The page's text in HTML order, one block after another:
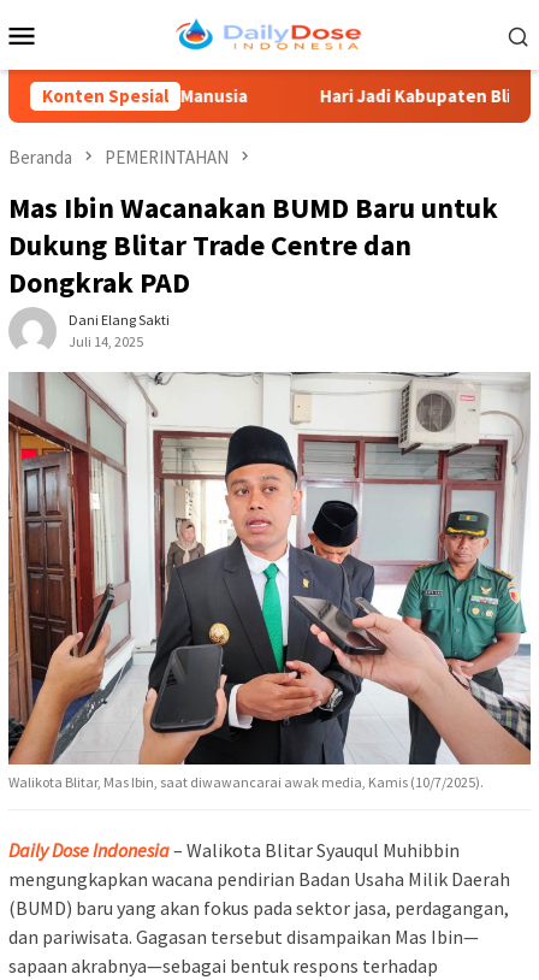
ke
Mobile
Konten Spesial
Manusia Hari Jadi Kabupaten Blitar 702, Ketua
Beranda PEMERINTAHAN
Mas Ibin Wacanakan BUMD Baru untuk
Dukung Blitar Trade Centre dan
Dongkrak PAD
Dani Elang Sakti
Juli 14, 2025
Walikota Blitar, Mas Ibin, saat diwawancarai awak media, Kamis (10/7/2025).
Daily Dose Indonesia– Walikota Blitar Syauqul Muhibbin
mengungkapkan wacana pendirian Badan Usaha Milik Daerah
(BUMD) baru yang akan fokus pada sektor jasa, perdagangan,
dan pariwisata. Gagasan tersebut disampaikan Mas Ibin—
sapaan akrabnya—sebagai bentuk respons terhadap